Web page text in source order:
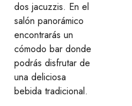
dos jacuzzis. En el
salón panorámico
encontrarás un
cómodo bar donde
podrás disfrutar de
una deliciosa
bebida tradicional.